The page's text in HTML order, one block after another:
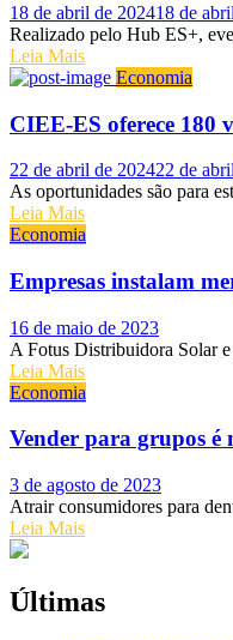
Posted on
18 de abril de 202418 de
Realizado pelo Hub ES+,
Leia Mais
Economia
CIEE-ES oferece 180
Posted on
22 de abril de 202422 de
As oportunidades são para
Leia Mais
Economia
Empresas instalam
Posted on
16 de maio de 2023
A Fotus Distribuidora Solar
Leia Mais
Economia
Vender para grupos é
Posted on
3 de agosto de 2023
Atrair consumidores para
Leia Mais
Últimas